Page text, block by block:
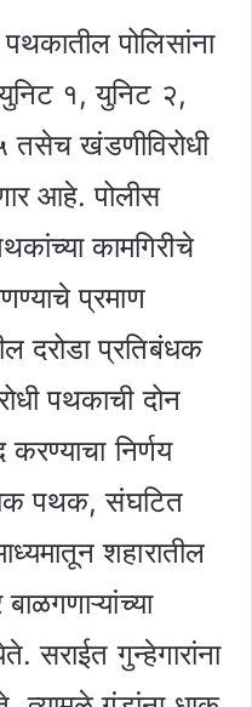
पोलिसांना
१, युनिट २,
खंडणीविरोधी
आहे. पोलीस
कामगिरीचे
प्रमाण
दरोडा प्रतिबंधक
पथकाची दोन
निर्णय
पथक, संघटित
शहारातील
सराईत गुन्हेगारांना